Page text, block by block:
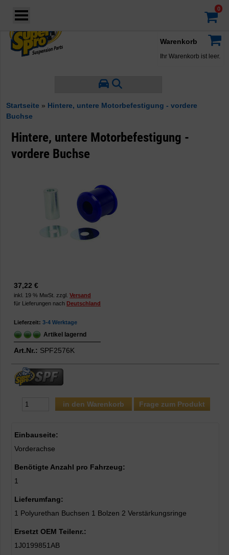
Warenkorb
Ihr Warenkorb ist leer.
Startseite » Hintere, untere Motorbefestigung - vordere
Buchse
Hintere, untere Motorbefestigung -
vordere Buchse
37,22 €
inkl. 19 % MwSt. zzgl. Versand
für Lieferungen nach Deutschland
Lieferzeit: 3-4 Werktage
Artikel lagernd
Art.Nr.: SPF2576K
Frage zum Produkt
Einbauseite:
Vorderachse
Benötigte Anzahl pro Fahrzeug:
1
Lieferumfang:
1 Polyurethan Buchsen 1 Bolzen 2 Verstärkungsringe
Ersetzt OEM Teilenr.:
1J0199851AB